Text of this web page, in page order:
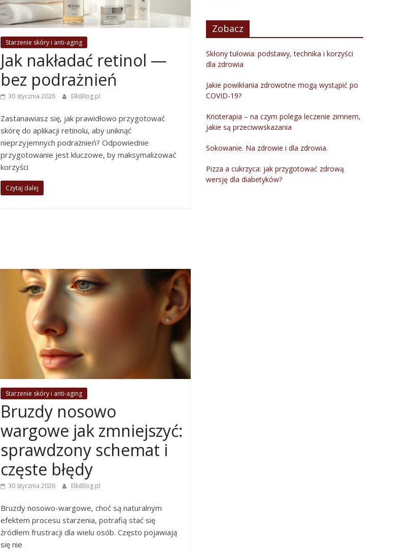
Starzenie skóry i anti-aging
Jak nakładać retinol —
bez podrażnień
30 stycznia 2026 ElkiBlog.pl
Zastanawiasz się, jak prawidłowo przygotować
skórę do aplikacji retinolu, aby uniknąć
nieprzyjemnych podrażnień? Odpowiednie
przygotowanie jest kluczowe, by maksymalizować
korzyści
Czytaj dalej
Starzenie skóry i anti-aging
Bruzdy nosowo
wargowe jak zmniejszyć:
sprawdzony schemat i
częste błędy
30 stycznia 2026 ElkiBlog.pl
Bruzdy nosowo-wargowe, choć są naturalnym
efektem procesu starzenia, potrafią stać się
źródłem frustracji dla wielu osób. Często pojawiają
się nie
Zobacz
Skłony tułowia: podstawy, technika i korzyści
dla zdrowia
Jakie powikłania zdrowotne mogą wystąpić po
COVID-19?
Krioterapia – na czym polega leczenie zimnem,
jakie są przeciwwskazania
Sokowanie. Na zdrowie i dla zdrowia.
Pizza a cukrzyca: jak przygotować zdrową
wersję dla diabetyków?